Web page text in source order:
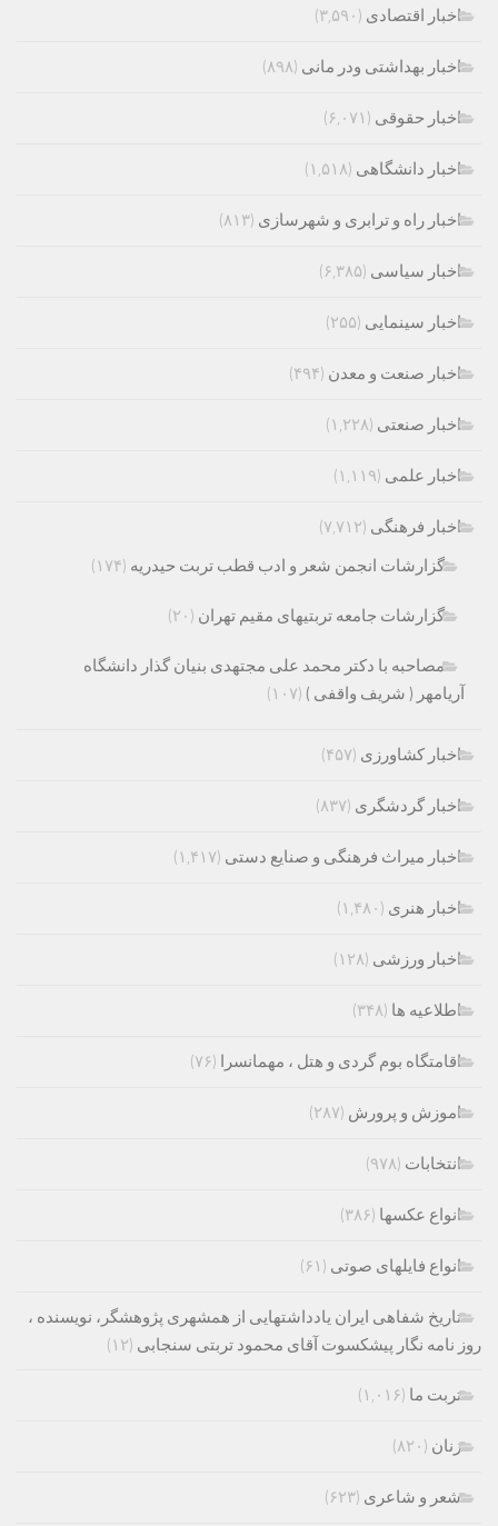
اخبار اقتصادی (۳,۵۹۰)
اخبار بهداشتی ودر مانی (۸۹۸)
اخبار حقوقی (۶,۰۷۱)
اخبار دانشگاهی (۱,۵۱۸)
اخبار راه و ترابری و شهرسازی (۸۱۳)
اخبار سیاسی (۶,۳۸۵)
اخبار سینمایی (۲۵۵)
اخبار صنعت و معدن (۴۹۴)
اخبار صنعتی (۱,۲۲۸)
اخبار علمی (۱,۱۱۹)
اخبار فرهنگی (۷,۷۱۲)
گزارشات انجمن شعر و ادب قطب تربت حیدریه (۱۷۴)
گزارشات جامعه تربتیهای مقیم تهران (۲۰)
مصاحبه با دکتر محمد علی مجتهدی بنیان گذار دانشگاه
آریامهر ( شریف واقفی ) (۱۰۷)
اخبار کشاورزی (۴۵۷)
اخبار گردشگری (۸۳۷)
اخبار میراث فرهنگی و صنایع دستی (۱,۴۱۷)
اخبار هنری (۱,۴۸۰)
اخبار ورزشی (۱۲۸)
اطلاعیه ها (۳۴۸)
اقامتگاه بوم گردی و هتل ، مهمانسرا (۷۶)
اموزش و پرورش (۲۸۷)
انتخابات (۹۷۸)
انواع عکسها (۳۸۶)
انواع فایلهای صوتی (۶۱)
تاریخ شفاهی ایران یادداشتهایی از همشهری پژوهشگر، نویسنده ،
روز نامه نگار پیشکسوت آقای محمود تربتی سنجابی (۱۲)
تربت ما (۱,۰۱۶)
زنان (۸۲۰)
شعر و شاعری (۶۲۳)